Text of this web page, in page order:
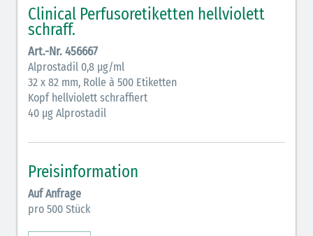
Antiemetika (salmon)
Verschiedene Medikamente (weiß)
Antikoagulantien (hellgrau/weiß mit schwarzem
Rahmen)
Rahmen)
Bronchodilatatoren (blau-braun)
Antikonvulsiva (grau-lila)
Inodilatatoren (rot-grün)
Clinical Perfusoretiketten hellviolett
schraff.
Art.-Nr. 456667
Alprostadil 0,8 µg/ml
32 x 82 mm, Rolle à 500 Etiketten
Kopf hellviolett schraffiert
40 µg Alprostadil
Preisinformation
Auf Anfrage
pro 500 Stück